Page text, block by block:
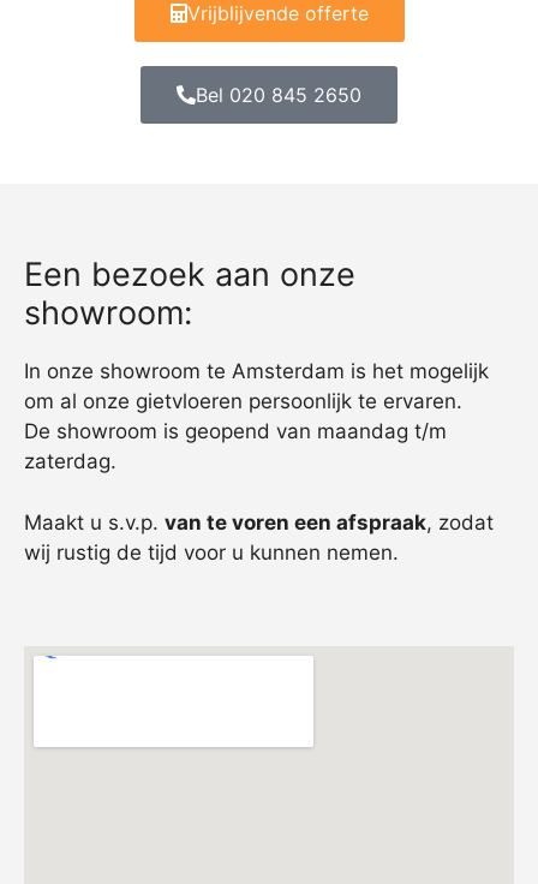
Vrijblijvende offerte
Bel 020 845 2650
Een bezoek aan onze
showroom:
In onze showroom te Amsterdam is het mogelijk
om al onze gietvloeren persoonlijk te ervaren.
De showroom is geopend van maandag t/m
zaterdag.
Maakt u s.v.p. van te voren een afspraak, zodat
wij rustig de tijd voor u kunnen nemen.